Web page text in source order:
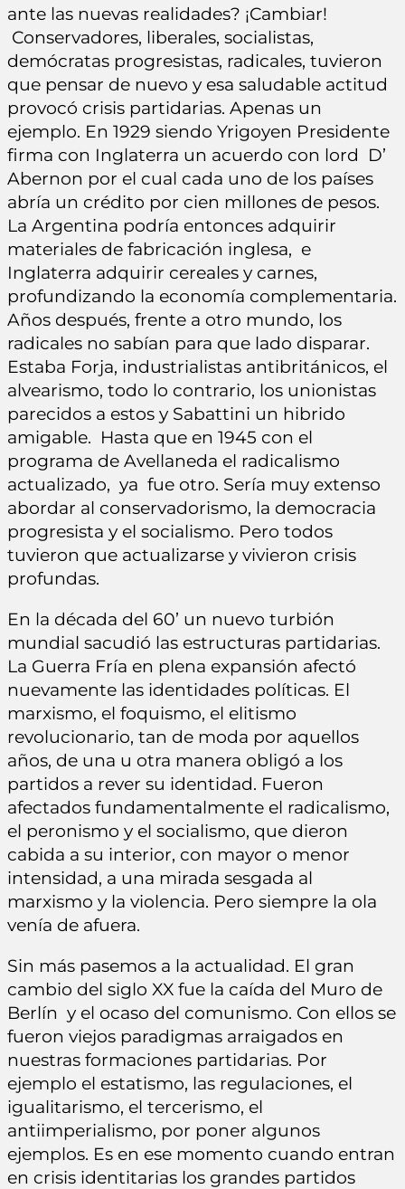
ante las nuevas realidades? ¡Cambiar!
Conservadores, liberales, socialistas,
demócratas progresistas, radicales, tuvieron
que pensar de nuevo y esa saludable actitud
provocó crisis partidarias. Apenas un
ejemplo. En 1929 siendo Yrigoyen Presidente
firma con Inglaterra un acuerdo con lord D’
Abernon por el cual cada uno de los países
abría un crédito por cien millones de pesos.
La Argentina podría entonces adquirir
materiales de fabricación inglesa, e
Inglaterra adquirir cereales y carnes,
profundizando la economía complementaria.
Años después, frente a otro mundo, los
radicales no sabían para que lado disparar.
Estaba Forja, industrialistas antibritánicos, el
alvearismo, todo lo contrario, los unionistas
parecidos a estos y Sabattini un hibrido
amigable. Hasta que en 1945 con el
programa de Avellaneda el radicalismo
actualizado, ya fue otro. Sería muy extenso
abordar al conservadorismo, la democracia
progresista y el socialismo. Pero todos
tuvieron que actualizarse y vivieron crisis
profundas.
En la década del 60’ un nuevo turbión
mundial sacudió las estructuras partidarias.
La Guerra Fría en plena expansión afectó
nuevamente las identidades políticas. El
marxismo, el foquismo, el elitismo
revolucionario, tan de moda por aquellos
años, de una u otra manera obligó a los
partidos a rever su identidad. Fueron
afectados fundamentalmente el radicalismo,
el peronismo y el socialismo, que dieron
cabida a su interior, con mayor o menor
intensidad, a una mirada sesgada al
marxismo y la violencia. Pero siempre la ola
venía de afuera.
Sin más pasemos a la actualidad. El gran
cambio del siglo XX fue la caída del Muro de
Berlín y el ocaso del comunismo. Con ellos se
fueron viejos paradigmas arraigados en
nuestras formaciones partidarias. Por
ejemplo el estatismo, las regulaciones, el
igualitarismo, el tercerismo, el
antiimperialismo, por poner algunos
ejemplos. Es en ese momento cuando entran
en crisis identitarias los grandes partidos